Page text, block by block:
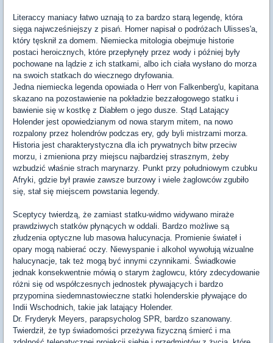
Literaccy maniacy łatwo uznają to za bardzo starą legendę, która
sięga najwcześniejszy z pisań. Homer napisał o podróżach Ulisses'a,
który tęsknił za domem. Niemiecka mitologia obejmuje historie
postaci heroicznych, które przepłynęły przez wody i później były
pochowane na lądzie z ich statkami, albo ich ciała wysłano do morza
na swoich statkach do wiecznego dryfowania.
Jedna niemiecka legenda opowiada o Herr von Falkenberg'u, kapitana
skazano na pozostawienie na pokładzie bezzałogowego statku i
bawienie się w kostkę z Diabłem o jego dusze. Stąd Latający
Holender jest opowiedzianym od nowa starym mitem, na nowo
rozpalony przez holendrów podczas ery, gdy byli mistrzami morza.
Historia jest charakterystyczna dla ich prywatnych bitw przeciw
morzu, i zmieniona przy miejscu najbardziej strasznym, żeby
wzbudzić właśnie strach marynarzy. Punkt przy południowym czubku
Afryki, gdzie był prawie zawsze burzowy i wiele żaglowców zgubiło
się, stał się miejscem powstania legendy.
Sceptycy twierdzą, że zamiast statku-widmo widywano miraże
prawdziwych statków płynących w oddali. Bardzo możliwe są
złudzenia optyczne lub masowa halucynacja. Promienie świateł i
opary mogą nabierać oczy. Niewyspanie i alkohol wywołują wizualne
halucynacje, tak też mogą być innymi czynnikami. Świadkowie
jednak konsekwentnie mówią o starym żaglowcu, który zdecydowanie
różni się od współczesnych jednostek pływających i bardzo
przypomina siedemnastowieczne statki holenderskie pływające do
Indii Wschodnich, takie jak latający Holender.
Dr. Fryderyk Meyers, parapsycholog SPR, bardzo szanowany.
Twierdził, że typ świadomości przeżywa fizyczną śmierć i ma